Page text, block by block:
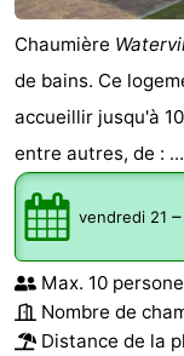
Chaumière
de bains. Ce
accueillir jusqu'à
entre autres, de : ...
vendredi 21 –
Max. 10
Nombre de
Distance de la